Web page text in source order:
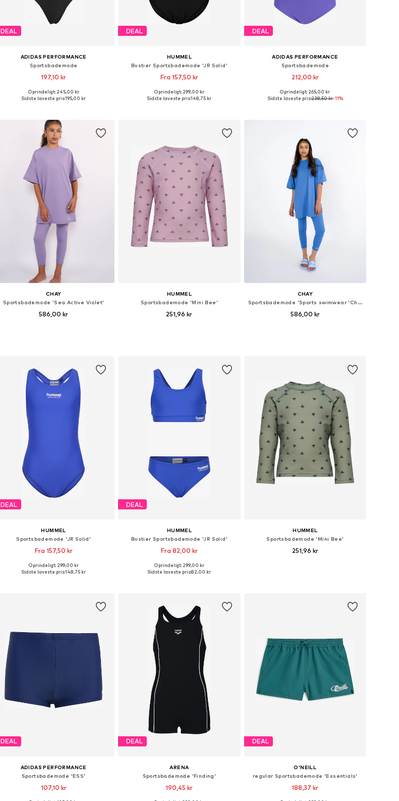
DEAL
ADIDAS PERFORMANCE
Sportsbademode
197,10 kr
Tilgængelige størrelser: 104, 110, 116, 128
Oprindeligt: 245,00 kr
Sidste laveste pris:195,00 kr
DEAL
HUMMEL
Bustier Sportsbademode 'JR Solid'
Fra 157,50 kr
Fås i mange størrelser
Oprindeligt: 299,00 kr
Sidste laveste pris:148,75 kr
DEAL
ADIDAS PERFORMANCE
Sportsbademode
212,00 kr
Oprindeligt: 265,00 kr
Sidste laveste pris:238,50 kr-11%
CHAY
Sportsbademode 'Sea Active Violet'
586,00 kr
HUMMEL
Sportsbademode 'Mini Bee'
251,96 kr
CHAY
Sportsbademode 'Sports swimwear 'Chay Sea Active Royal Blue Kids Burkini Swimset sport'
586,00 kr
DEAL
HUMMEL
Sportsbademode 'JR Solid'
Fra 157,50 kr
Fås i mange størrelser
Oprindeligt: 299,00 kr
Sidste laveste pris:148,75 kr
DEAL
HUMMEL
Bustier Sportsbademode 'JR Solid'
Fra 82,00 kr
Fås i mange størrelser
Oprindeligt: 299,00 kr
Sidste laveste pris:82,00 kr
HUMMEL
Sportsbademode 'Mini Bee'
251,96 kr
DEAL
ADIDAS PERFORMANCE
Sportsbademode 'ESS'
107,10 kr
DEAL
ARENA
Sportsbademode 'Finding'
190,45 kr
DEAL
O'NEILL
regular Sportsbademode 'Essentials'
188,37 kr